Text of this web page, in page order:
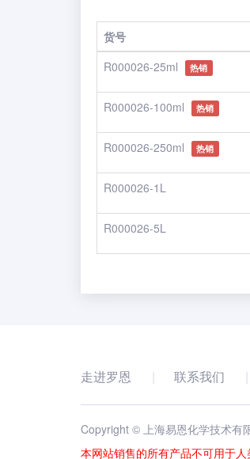
货号
R000026-25ml
热销
R000026-100ml 热销
R000026-250ml 热销
R000026-1L
R000026-5L
走进罗恩 联系我们
Copyright © 上海易恩化学技术有
本网站销售的所有产品不可用于